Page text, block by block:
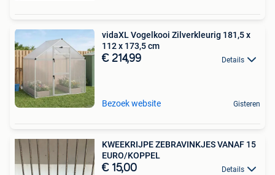
vidaXL Vogelkooi Zilverkleurig 181,5 x
112 x 173,5 cm
€ 214,99 Details
Bezoek website Gisteren
KWEEKRIJPE ZEBRAVINKJES VANAF 15
EURO/KOPPEL
€ 15,00 Details